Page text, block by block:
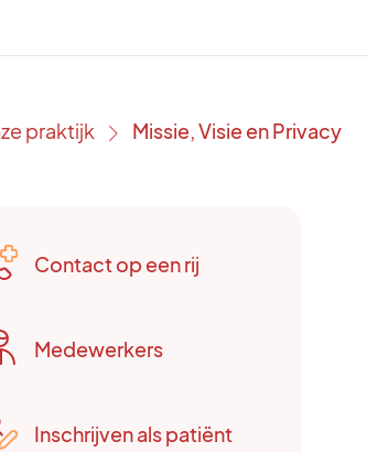
praktijk › Missie, Visie en Privacy
Contact op een rij
Medewerkers
Inschrijven als patiënt